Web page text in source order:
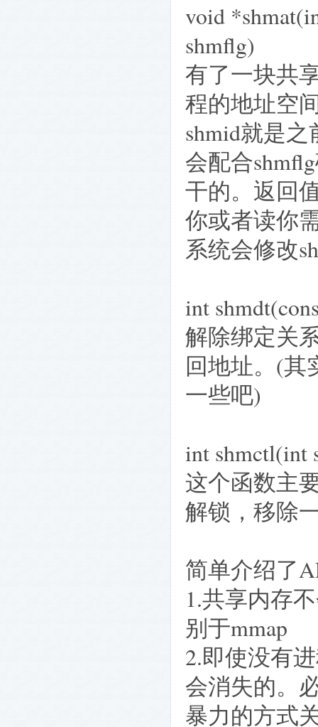
void
shmflg)
有了一块共
程的地址空
shmid就是
会配合
干的。返回
你或者读你
系统会修改
int
解除绑定关
回地址。(其
一些吧)
int shmctl(int
这个函数主
解锁，移除
简单介绍了
1.共享内存
别于mmap
2.即使没有
会消失的。
暴力的方式